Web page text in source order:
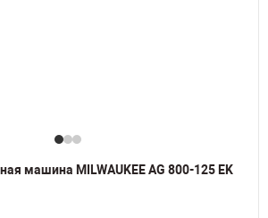
машина MILWAUKEE AG 800-125 EK